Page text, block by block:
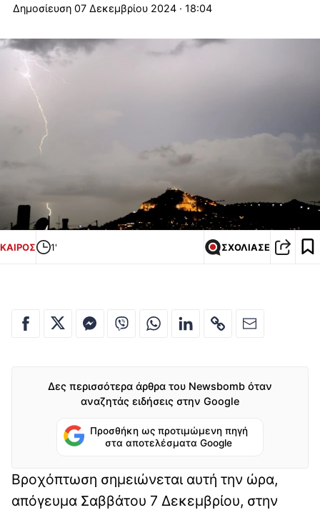
07 Δεκεμβρίου 2024 · 18:04
ΚΑΙΡΟΣ 1' ΣΧΟΛΙΑΣΕ
Δες περισσότερα άρθρα του Newsbomb όταν
αναζητάς ειδήσεις στην Google
Προσθήκη ως προτιμώμενη πηγή
στα αποτελέσματα Google
Βροχόπτωση σημειώνεται αυτή την ώρα,
απόγευμα Σαββάτου 7 Δεκεμβρίου, στην